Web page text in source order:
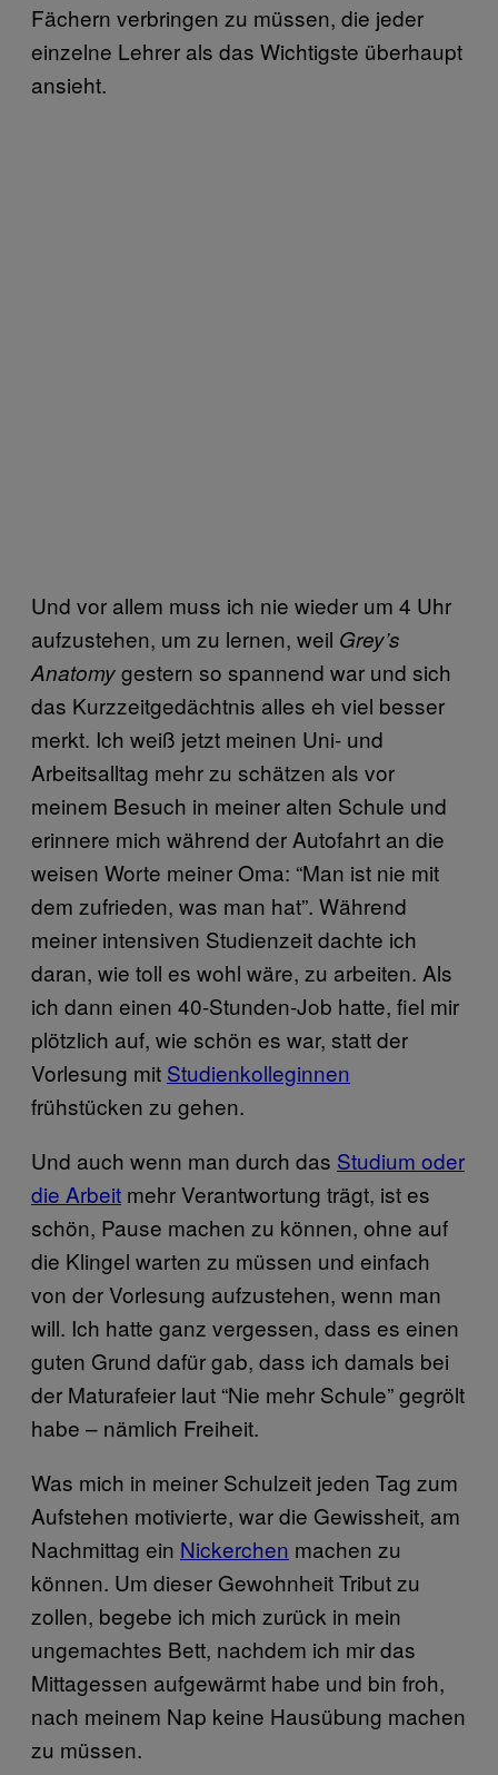
Fächern verbringen zu müssen, die jeder
einzelne Lehrer als das Wichtigste überhaupt
ansieht.
Und vor allem muss ich nie wieder um 4 Uhr
aufzustehen, um zu lernen, weil Grey’s
Anatomygestern so spannend war und sich
das Kurzzeitgedächtnis alles eh viel besser
merkt. Ich weiß jetzt meinen Uni- und
Arbeitsalltag mehr zu schätzen als vor
meinem Besuch in meiner alten Schule und
erinnere mich während der Autofahrt an die
weisen Worte meiner Oma: “Man ist nie mit
dem zufrieden, was man hat”. Während
meiner intensiven Studienzeit dachte ich
daran, wie toll es wohl wäre, zu arbeiten. Als
ich dann einen 40-Stunden-Job hatte, fiel mir
plötzlich auf, wie schön es war, statt der
Vorlesung mit Studienkolleginnen
frühstücken zu gehen.
Und auch wenn man durch das Studium oder
die Arbeit mehr Verantwortung trägt, ist es
schön, Pause machen zu können, ohne auf
die Klingel warten zu müssen und einfach
von der Vorlesung aufzustehen, wenn man
will. Ich hatte ganz vergessen, dass es einen
guten Grund dafür gab, dass ich damals bei
der Maturafeier laut “Nie mehr Schule” gegrölt
habe – nämlich Freiheit.
Was mich in meiner Schulzeit jeden Tag zum
Aufstehen motivierte, war die Gewissheit, am
Nachmittag ein Nickerchen machen zu
können. Um dieser Gewohnheit Tribut zu
zollen, begebe ich mich zurück in mein
ungemachtes Bett, nachdem ich mir das
Mittagessen aufgewärmt habe und bin froh,
nach meinem Nap keine Hausübung machen
zu müssen.